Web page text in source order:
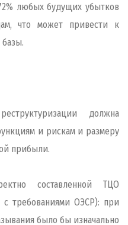
любых будущих убытков
что может привести к
должна
и рискам и размеру
прибыли.
составленной ТЦО
с требованиями ОЭСР): при
было бы изначально